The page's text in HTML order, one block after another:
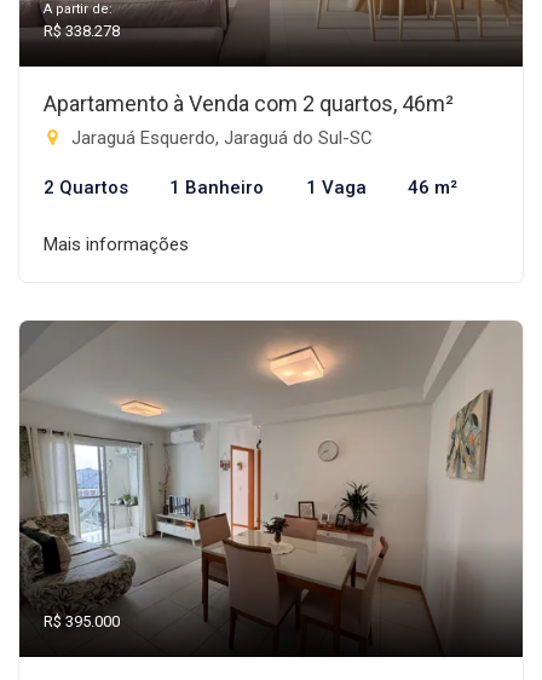
A partir de:
R$ 338.278
Apartamento à Venda com 2 quartos, 46m²
Jaraguá Esquerdo, Jaraguá do Sul-SC
2 Quartos 1 Banheiro 1 Vaga 46 m²
Mais informações
R$ 395.000